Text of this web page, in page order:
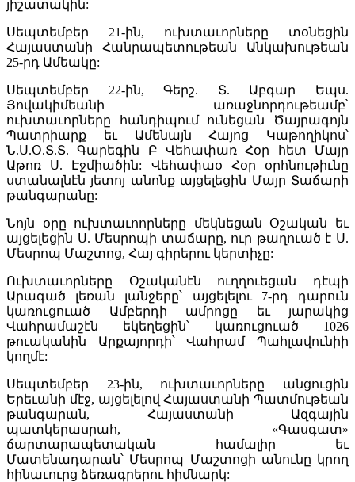
յիշատակին:
Սեպտեմբեր 21-ին, ուխտաւորները տօնեցին
Հայաստանի Հանրապետութեան Անկախութեան
25-րդ Ամեակը:
Սեպտեմբեր 22-ին, Գերշ. Տ. Աբգար Եպս.
Յովակիմեանի առաջնորդութեամբ՝
ուխտաւորները հանդիպում ունեցան Ծայրագոյն
Պատրիարք եւ Ամենայն Հայոց Կաթողիկոս՝
Ն.Ս.Օ.Տ.Տ. Գարեգին Բ Վեհափառ Հօր հետ Մայր
Աթոռ Ս. Էջմիածին: Վեհափաօ Հօր օրհնութիւնը
ստանալնէն յետոյ անոնք այցելեցին Մայր Տաճարի
թանգարանը:
Նոյն օրը ուխտաւոորները մեկնեցան Օշական եւ
այցելեցին Ս. Մեսրոպի տաճարը, ուր թաղուած է Ս.
Մեսրոպ Մաշտոց, Հայ գիրերու կերտիչը:
Ուխտաւորները Օշականէն ուղղուեցան դէպի
Արագած լեռան լանջերը՝ այցելելու 7-րդ դարուն
կառուցուած Ամբերդի ամրոցը եւ յարակից
Վահրամաշէն եկեղեցին՝ կառուցուած 1026
թուականին Արքայորդի՝ Վահրամ Պահլավունիի
կողմէ:
Սեպտեմբեր 23-ին, ուխտաւորները անցուցին
Երեւանի մէջ, այցելելով Հայաստանի Պատմութեան
թանգարան, Հայաստանի Ազգային
պատկերասրահ, «Գասգատ»
ճարտարապետական համալիր եւ
Մատենադարան՝ Մեսրոպ Մաշտոցի անունը կրող
հինաւուրց ձեռագրերու հիմնարկ: